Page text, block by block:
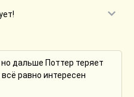
дальше Поттер теряет
равно интересен